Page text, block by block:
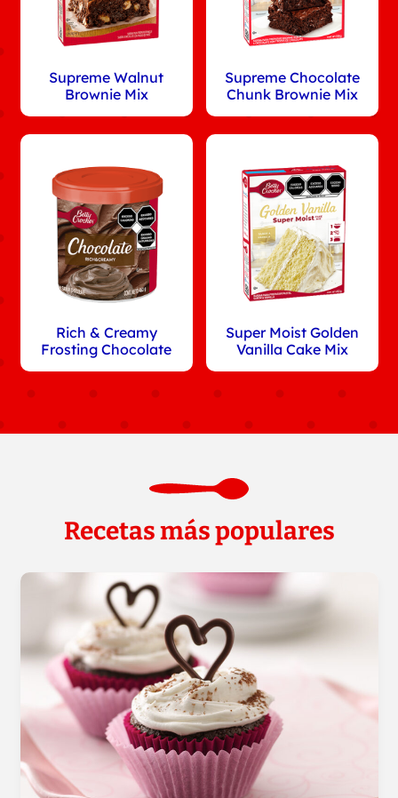
Supreme Walnut
Brownie Mix
Supreme Chocolate
Chunk Brownie Mix
Rich & Creamy
Frosting Chocolate
Super Moist Golden
Vanilla Cake Mix
Recetas más populares